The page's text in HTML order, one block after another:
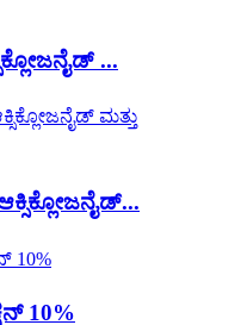
...
10%